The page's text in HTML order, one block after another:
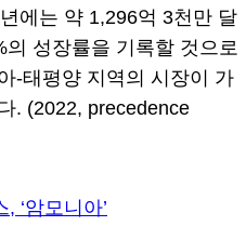
에는 약 1,296억 3천만 달
성장률을 기록할 것으로
-태평양 지역의 시장이 가
. (2022, precedence
‘암모니아’